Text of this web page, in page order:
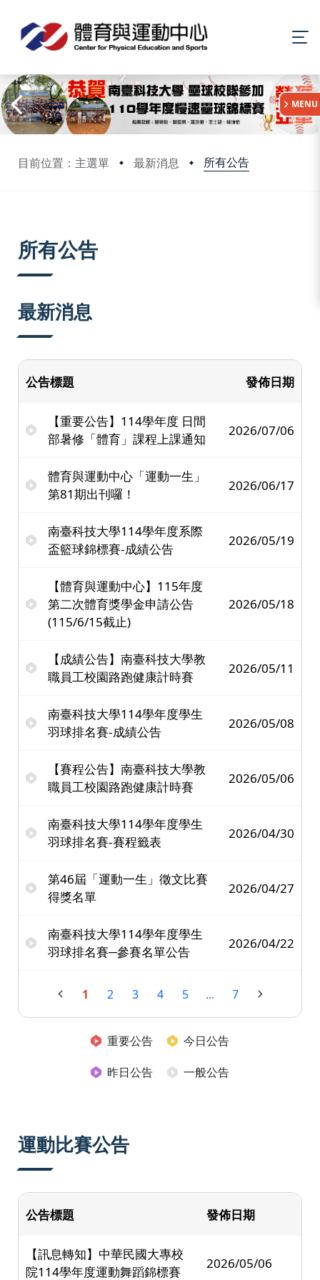
目前位置：主選單 最新消息 所有公告
MENU
所有公告
最新消息
公告標題 發佈日期
【重要公告】114學年度 日間
部暑修「體育」課程上課通知
2026/07/06
體育與運動中心「運動一生」
第81期出刊囉！
2026/06/17
南臺科技大學114學年度系際
盃籃球錦標賽-成績公告
2026/05/19
【體育與運動中心】115年度
第二次體育獎學金申請公告
(115/6/15截止)
2026/05/18
【成績公告】南臺科技大學教
職員工校園路跑健康計時賽
2026/05/11
南臺科技大學114學年度學生
羽球排名賽-成績公告
2026/05/08
【賽程公告】南臺科技大學教
職員工校園路跑健康計時賽
2026/05/06
南臺科技大學114學年度學生
羽球排名賽-賽程籤表
2026/04/30
第46屆「運動一生」徵文比賽
得獎名單
2026/04/27
南臺科技大學114學年度學生
羽球排名賽─參賽名單公告
2026/04/22
1 2 3 4 5 ... 7
重要公告
今日公告
昨日公告
一般公告
運動比賽公告
公告標題 發佈日期
【訊息轉知】中華民國大專校
院114學年度運動舞蹈錦標賽
2026/05/06